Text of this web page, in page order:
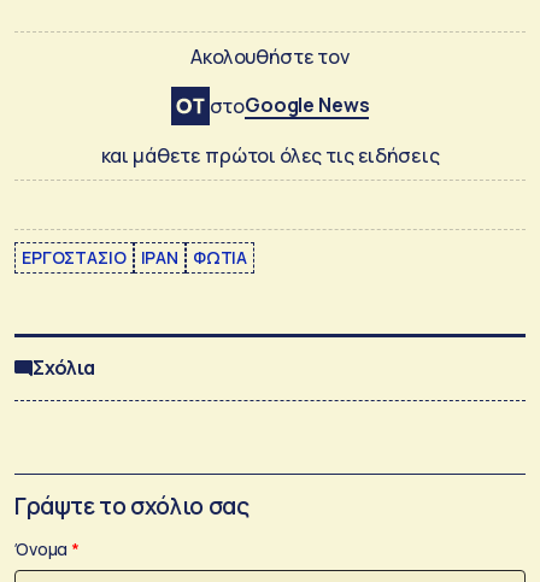
Ακολουθήστε τον
στοGoogle News
και μάθετε πρώτοι όλες τις ειδήσεις
ΕΡΓΟΣΤΑΣΙΟ ΙΡΑΝ ΦΩΤΙΑ
Σχόλια
Γράψτε το σχόλιο σας
Όνομα